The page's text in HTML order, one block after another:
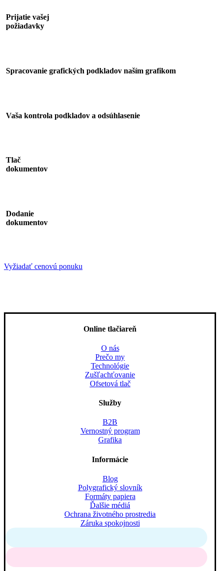
Prijatie vašej
požiadavky
Spracovanie grafických podkladov naším grafikom
Vaša kontrola podkladov a odsúhlasenie
Tlač
dokumentov
Dodanie
dokumentov
Vyžiadať cenovú ponuku
Online tlačiareň
O nás
Prečo my
Technológie
Zušľachťovanie
Ofsetová tlač
Služby
B2B
Vernostný program
Grafika
Informácie
Blog
Polygrafický slovník
Formáty papiera
Ďalšie médiá
Ochrana životného prostredia
Záruka spokojnosti